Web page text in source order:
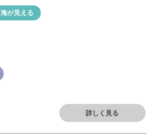
海が見える
詳しく見る